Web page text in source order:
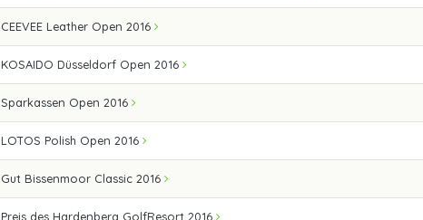
CEEVEE Leather Open 2016
KOSAIDO Düsseldorf Open 2016
Sparkassen Open 2016
LOTOS Polish Open 2016
Gut Bissenmoor Classic 2016
Preis des Hardenberg GolfResort 2016